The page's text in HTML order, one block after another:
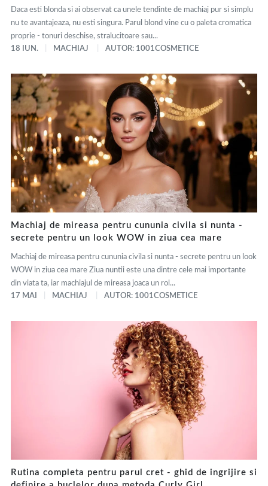
Daca esti blonda si ai observat ca unele tendinte de machiaj pur si simplu
nu te avantajeaza, nu esti singura. Parul blond vine cu o paleta cromatica
proprie - tonuri deschise, stralucitoare sau...
18 IUN.
MACHIAJ AUTOR: 1001COSMETICE
Machiaj de mireasa pentru cununia civila si nunta -
secrete pentru un look WOW in ziua cea mare
Machiaj de mireasa pentru cununia civila si nunta - secrete pentru un look
WOW in ziua cea mare Ziua nuntii este una dintre cele mai importante
din viata ta, iar machiajul de mireasa joaca un rol...
17 MAI
MACHIAJ AUTOR: 1001COSMETICE
Rutina completa pentru parul cret - ghid de ingrijire si